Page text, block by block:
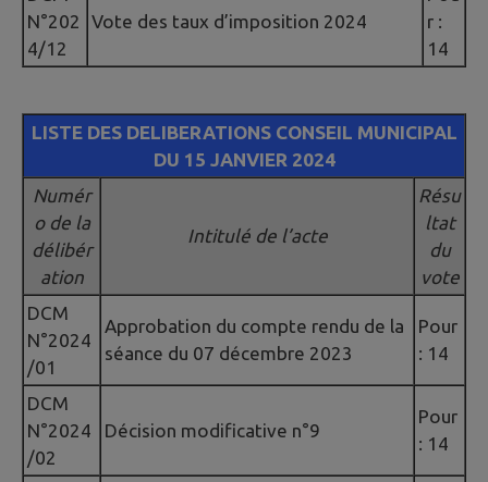
N°202
4/12
Vote des taux d’imposition 2024
r :
14
LISTE DES DELIBERATIONS CONSEIL MUNICIPAL
DU 15 JANVIER 2024
Numér
o de la
délibér
ation
Intitulé de l’acte
Résu
ltat
du
vote
DCM
N°2024
/01
Approbation du compte rendu de la
séance du 07 décembre 2023
Pour
: 14
DCM
N°2024
/02
Décision modificative n°9
Pour
: 14